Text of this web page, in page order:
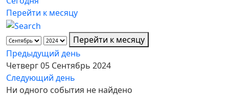
Перейти к месяцу
Перейти к месяцу
Предыдущий день
Четверг 05 Сентябрь 2024
Следующий день
Ни одного события не найдено